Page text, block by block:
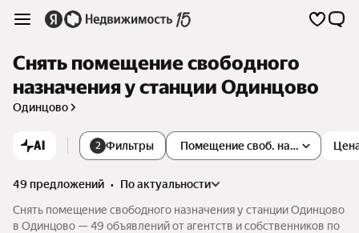
Снять помещение свободного
назначения у станции Одинцово
Одинцово
AI 2 Фильтры Помещение своб. назначения
49 предложений •
по актуальности
Снять помещение свободного назначения у станции Одинцово
в Одинцово — 49 объявлений от агентств и собственников по